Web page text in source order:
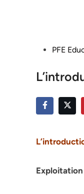
PostedPFE
Exploitation